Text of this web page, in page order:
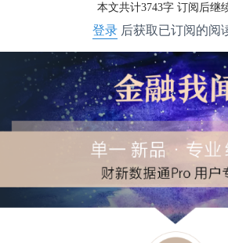
本文共计3743字 订阅后继
登录 后获取已订阅的阅